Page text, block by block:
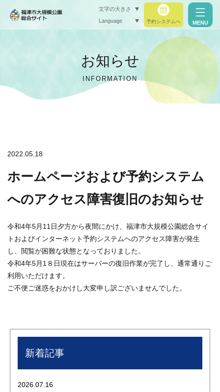
文字の大きさ
Language 予約システムへ MENU
お知らせ
INFORMATION
2022.05.18
ホームページおよび予約システム
へのアクセス障害復旧のお知らせ
令和4年5月11日夕方から夜間にかけ、福津市大規模公園総合サイ
トおよびインターネット予約システムへのアクセス障害が発生
し、閲覧が困難な状態となっておりました。
令和4年5月1８日現在はサーバーの復旧作業が完了し、通常通りご
利用いただけます。
ご不便ご迷惑をおかけし大変申し訳ございませんでした。
新着記事
2026.07.16